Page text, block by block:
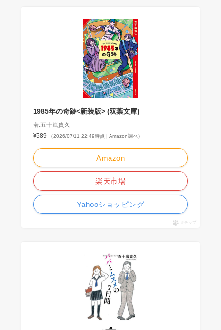
1985年の奇跡<新装版> (双葉文庫)
著:五十嵐貴久
¥589
（2026/07/11 22:49時点 | Amazon調べ）
Amazon
楽天市場
Yahooショッピング
ポチップ